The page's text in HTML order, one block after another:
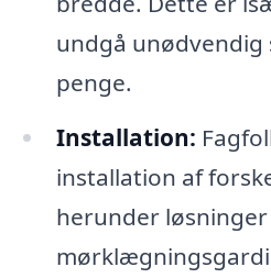
undgå unødvendig
penge.
Installation:
installation af
herunder